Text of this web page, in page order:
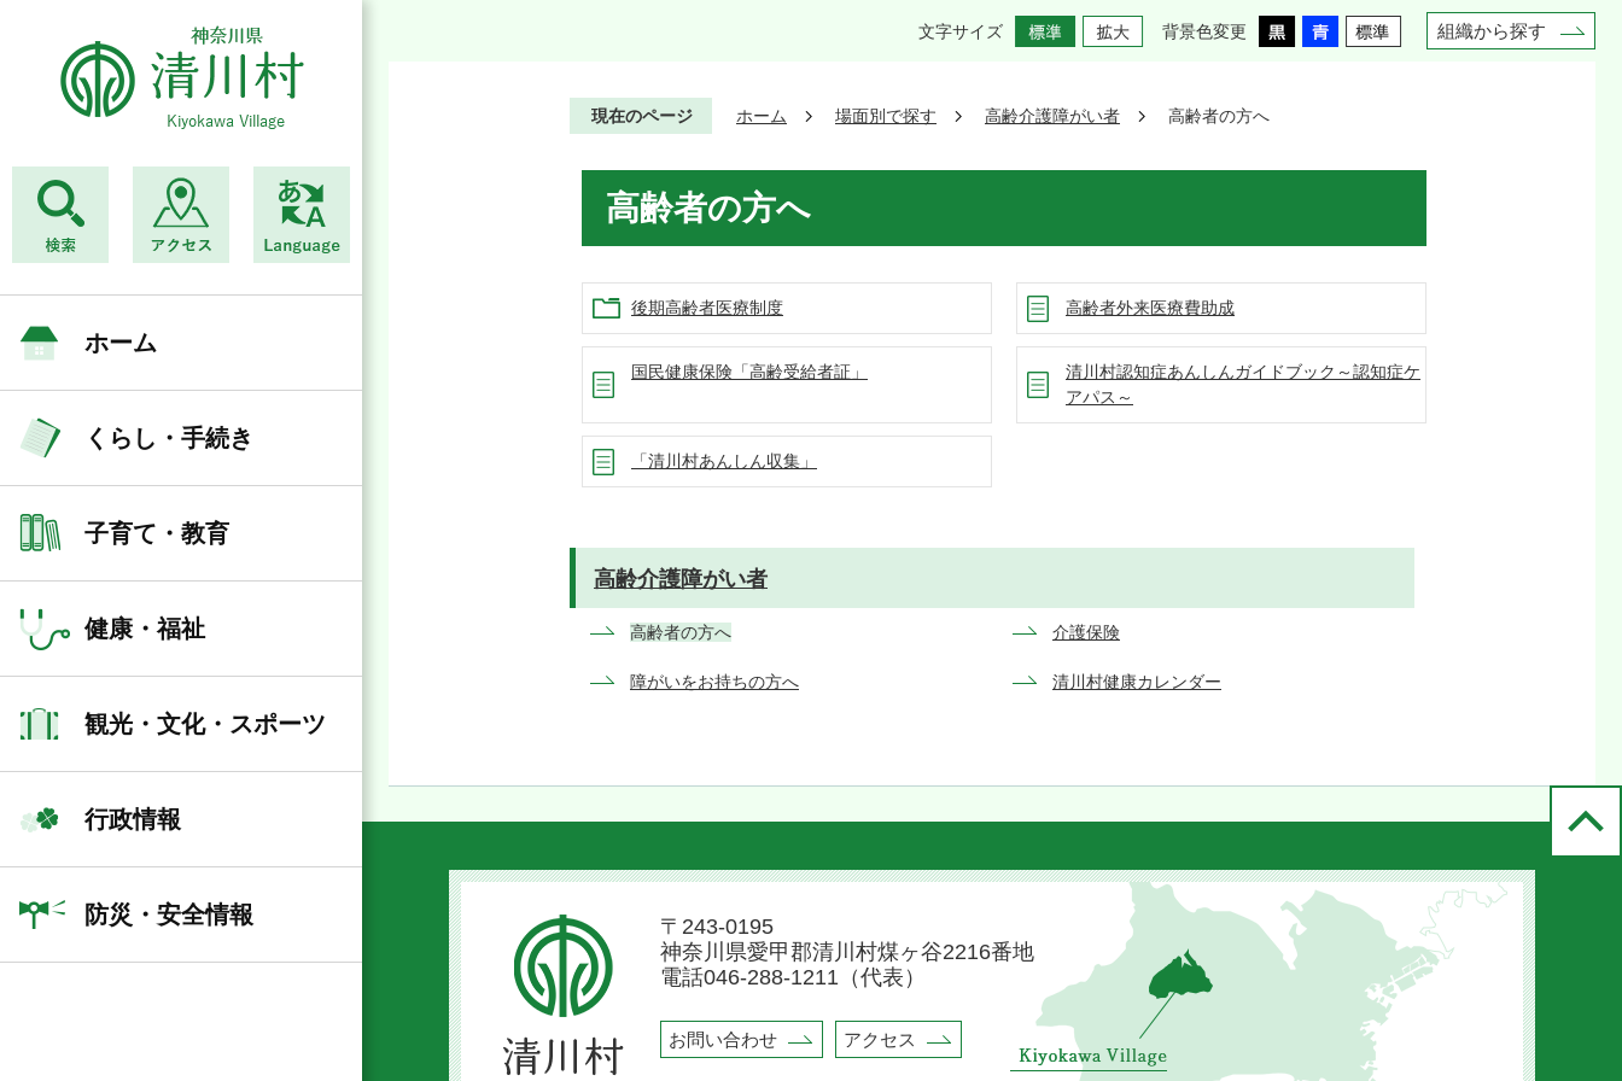
ホーム
くらし・手続き
子育て・教育
健康・福祉
観光・文化・スポーツ
行政情報
防災・安全情報
文字サイズ 背景色変更 組織から探す
現在のページ ホーム 場面別で探す 高齢介護障がい者 高齢者の方へ
高齢者の方へ
後期高齢者医療制度 高齢者外来医療費助成
国民健康保険「高齢受給者証」
清川村認知症あんしんガイドブック～認知症ケ
アパス～
「清川村あんしん収集」
高齢介護障がい者
高齢者の方へ 介護保険
障がいをお持ちの方へ 清川村健康カレンダー
川
村
Kiyokawa
〒243-0195
神奈川県愛甲郡清川村煤ヶ谷2216番地
電話046-288-1211（代表）
お問い合わせ アクセス
清
の
位
し